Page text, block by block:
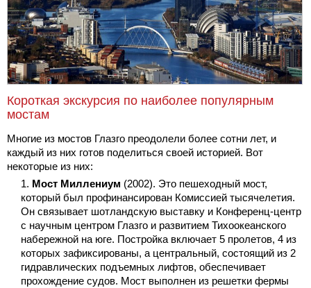
Короткая экскурсия по наиболее популярным
мостам
Многие из мостов Глазго преодолели более сотни лет, и
каждый из них готов поделиться своей историей. Вот
некоторые из них:
Мост Миллениум (2002). Это пешеходный мост,
который был профинансирован Комиссией тысячелетия.
Он связывает шотландскую выставку и Конференц-центр
с научным центром Глазго и развитием Тихоокеанского
набережной на юге. Постройка включает 5 пролетов, 4 из
которых зафиксированы, а центральный, состоящий из 2
гидравлических подъемных лифтов, обеспечивает
прохождение судов. Мост выполнен из решетки фермы